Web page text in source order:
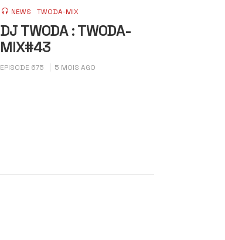
NEWS TWODA-MIX
DJ TWODA : TWODA-
MIX#43
EPISODE 675 5 MOIS AGO